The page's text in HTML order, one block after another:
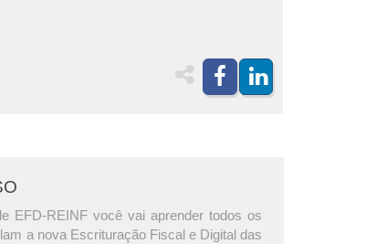
EFD-REINF você vai aprender todos os
a nova Escrituração Fiscal e Digital das